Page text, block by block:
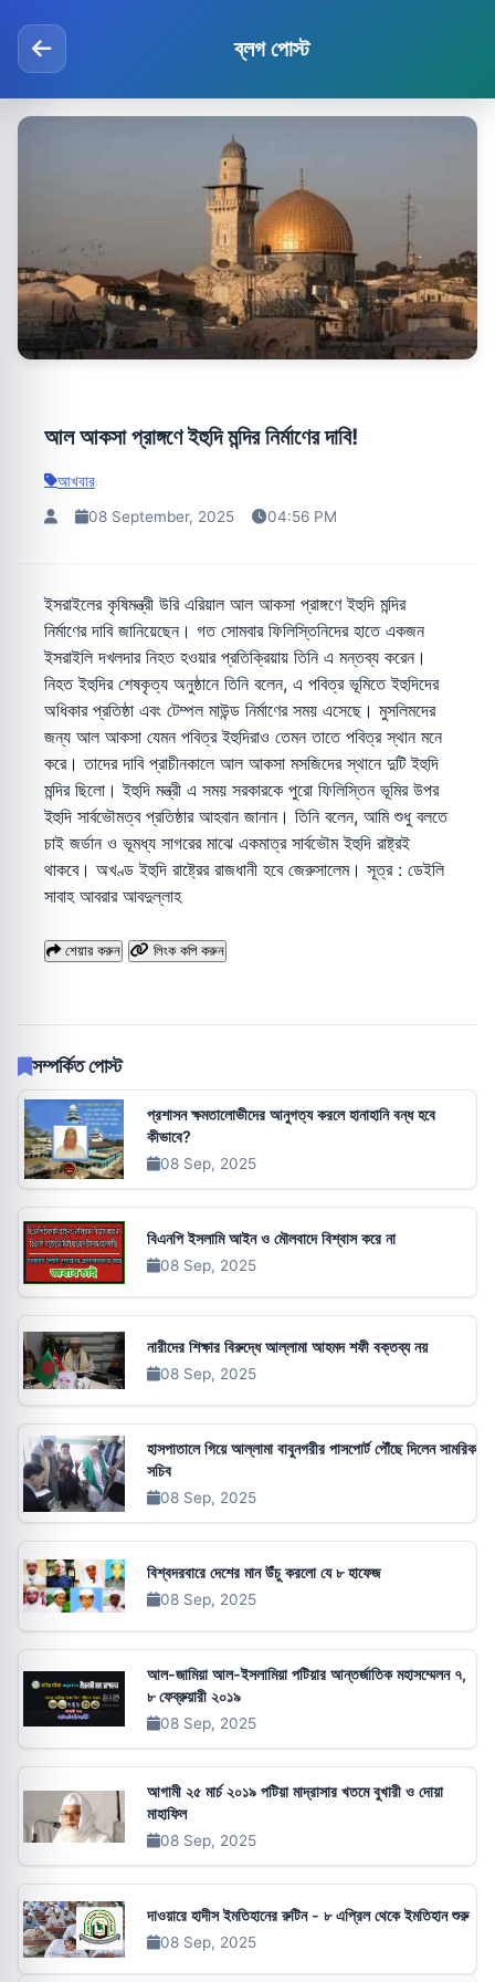
ব্লগ পোস্ট
আল আকসা প্রাঙ্গণে ইহুদি মন্দির নির্মাণের দাবি!
আখবার
08 September, 2025 04:56 PM
ইসরাইলের কৃষিমন্ত্রী উরি এরিয়াল আল আকসা প্রাঙ্গণে ইহুদি মন্দির
নির্মাণের দাবি জানিয়েছেন। গত সোমবার ফিলিস্তিনিদের হাতে একজন
ইসরাইলি দখলদার নিহত হওয়ার প্রতিক্রিয়ায় তিনি এ মন্তব্য করেন।
নিহত ইহুদির শেষকৃত্য অনুষ্ঠানে তিনি বলেন, এ পবিত্র ভূমিতে ইহুদিদের
অধিকার প্রতিষ্ঠা এবং টেম্পল মাউন্ড নির্মাণের সময় এসেছে। মুসলিমদের
জন্য আল আকসা যেমন পবিত্র ইহুদিরাও তেমন তাতে পবিত্র স্থান মনে
করে। তাদের দাবি প্রাচীনকালে আল আকসা মসজিদের স্থানে দুটি ইহুদি
মন্দির ছিলো। ইহুদি মন্ত্রী এ সময় সরকারকে পুরো ফিলিস্তিন ভূমির উপর
ইহুদি সার্বভৌমত্ব প্রতিষ্ঠার আহবান জানান। তিনি বলেন, আমি শুধু বলতে
চাই জর্ডান ও ভূমধ্য সাগরের মাঝে একমাত্র সার্বভৌম ইহুদি রাষ্ট্রই
থাকবে। অখণ্ড ইহুদি রাষ্ট্রের রাজধানী হবে জেরুসালেম। সূত্র : ডেইলি
সাবাহ আবরার আবদুল্লাহ
শেয়ার করুন লিংক কপি করুন
সম্পর্কিত পোস্ট
প্রশাসন ক্ষমতালোভীদের আনুগত্য করলে হানাহানি বন্ধ হবে
কীভাবে?
08 Sep, 2025
বিএনপি ইসলামি আইন ও মৌলবাদে বিশ্বাস করে না
08 Sep, 2025
নারীদের শিক্ষার বিরুদ্ধে আল্লামা আহমদ শফী বক্তব্য নয়
08 Sep, 2025
হাসপাতালে গিয়ে আল্লামা বাবুনগরীর পাসপোর্ট পৌঁছে দিলেন সামরিক
সচিব
08 Sep, 2025
বিশ্বদরবারে দেশের মান উঁচু করলো যে ৮ হাফেজ
08 Sep, 2025
আল-জামিয়া আল-ইসলামিয়া পটিয়ার আন্তর্জাতিক মহাসম্মেলন ৭,
৮ ফেব্রুয়ারী ২০১৯
08 Sep, 2025
আগামী ২৫ মার্চ ২০১৯ পটিয়া মাদ্রাসার খতমে বুখারী ও দোয়া
মাহাফিল
08 Sep, 2025
দাওয়ারে হাদীস ইমতিহানের রুটিন - ৮ এপ্রিল থেকে ইমতিহান শুরু
08 Sep, 2025